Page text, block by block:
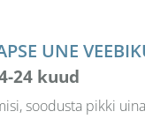
UNE
24 kuud
soodusta pikki